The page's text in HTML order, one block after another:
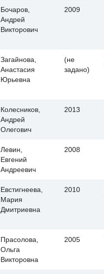
Бочаров,
Андрей
Викторович
2009
Загайнова,
Анастасия
Юрьевна
(не
задано)
Колесников,
Андрей
Олегович
2013
Левин,
Евгений
Андреевич
2008
Евстигнеева,
Мария
Дмитриевна
2010
Прасолова,
Ольга
Викторовна
2005